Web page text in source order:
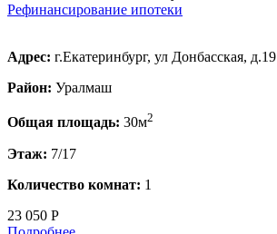
Рефинансирование ипотеки
Адрес: г.Екатеринбург, ул Донбасская, д.19
Район: Уралмаш
Общая площадь: 30м2
Этаж: 7/17
Количество комнат: 1
23 050 Р